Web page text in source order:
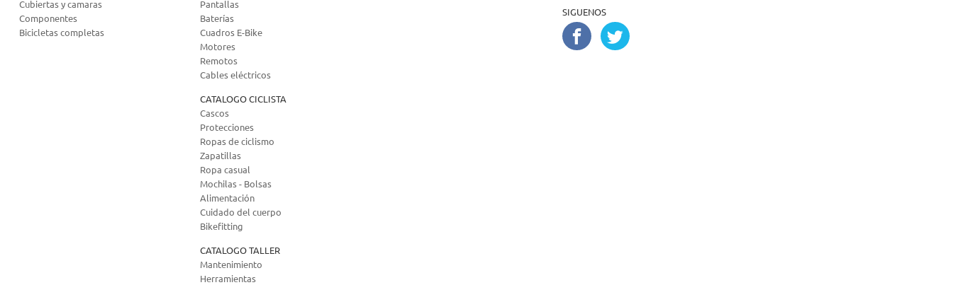
Cubiertas y camaras
Componentes
Bicicletas completas
Pantallas
Baterías
Cuadros E-Bike
Motores
Remotos
Cables eléctricos
CATALOGO CICLISTA
Cascos
Protecciones
Ropas de ciclismo
Zapatillas
Ropa casual
Mochilas - Bolsas
Alimentación
Cuidado del cuerpo
Bikefitting
CATALOGO TALLER
Mantenimiento
Herramientas
SIGUENOS